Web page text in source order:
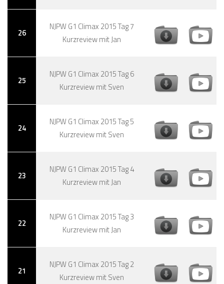
26
NJPW G1 Climax 2015 Tag 7
Kurzreview mit Jan
25
NJPW G1 Climax 2015 Tag 6
Kurzreview mit Sven
24
NJPW G1 Climax 2015 Tag 5
Kurzreview mit Sven
23
NJPW G1 Climax 2015 Tag 4
Kurzreview mit Jan
22
NJPW G1 Climax 2015 Tag 3
Kurzreview mit Jan
21
NJPW G1 Climax 2015 Tag 2
Kurzreview mit Sven